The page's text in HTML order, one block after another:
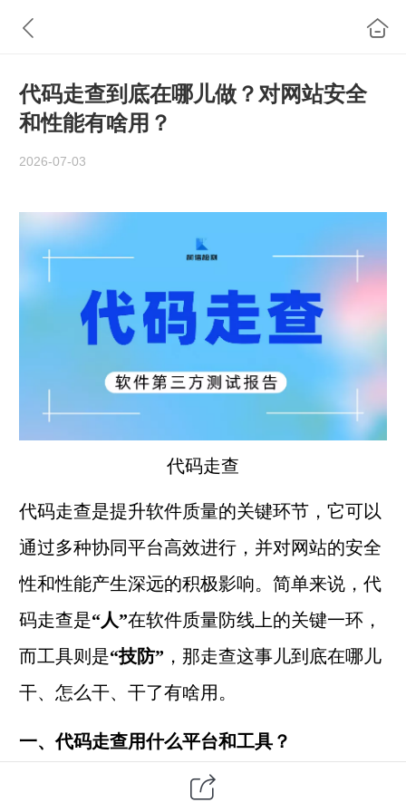
代码走查到底在哪儿做？对网站安全
和性能有啥用？
2026-07-03
代码走查
代码走查是提升软件质量的关键环节，它可以
通过多种协同平台高效进行，并对网站的安全
性和性能产生深远的积极影响。 简单来说，代
码走查是“人”在软件质量防线上的关键一环，
而工具则是“技防” ，那走查这事儿到底在哪儿
干、怎么干、干了有啥用。
一、代码走查用什么平台和工具？
第一类：静态分析工具，也就是"机器先过一